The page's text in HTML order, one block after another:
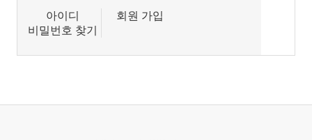
아이디
비밀번호 찾기
회원 가입